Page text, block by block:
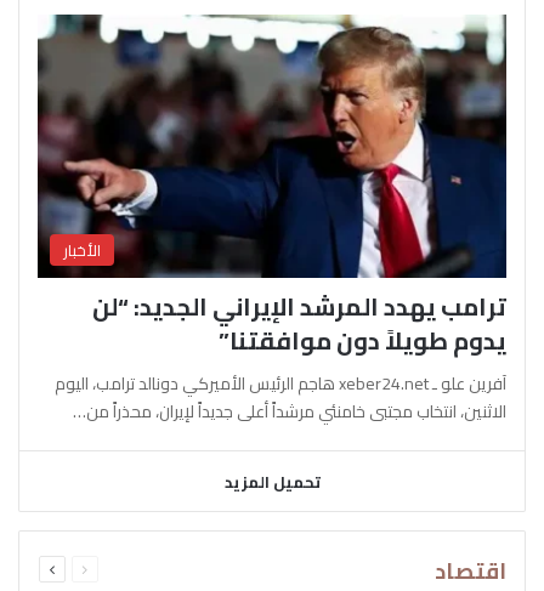
الأخبار
ترامب يهدد المرشد الإيراني الجديد: “لن
يدوم طويلاً دون موافقتنا”
آفرين علو ـ xeber24.net هاجم الرئيس الأميركي دونالد ترامب، اليوم
الاثنين، انتخاب مجتبى خامنئي مرشداً أعلى جديداً لإيران، محذراً من…
تحميل المزيد
اقتصاد الصفحةالصفحة